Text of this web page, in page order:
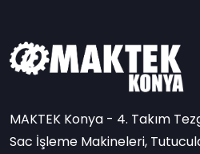
MAKTEK Konya - 4. Takım
Sac İşleme Makineleri,